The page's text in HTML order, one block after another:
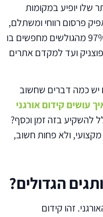
שלו יופיע במקומות
פרסום רווחי ומשתלם,
במיוחד לאור העובדה שיותר מ- 97% מהגולשים מחפשים בו
ועד למקדם אתרים
יש כמה דברים שחשוב
עושים קידום אורגני
להשקיע בזה זמן וכסף?
ולא פחות חשוב,
הגדולים?
זהו קידום